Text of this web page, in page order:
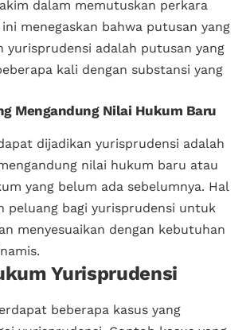
dalam memutuskan perkara
menegaskan bahwa putusan yang
yurisprudensi adalah putusan yang
kali dengan substansi yang
Mengandung Nilai Hukum Baru
dijadikan yurisprudensi adalah
nilai hukum baru atau
yang belum ada sebelumnya. Hal
peluang bagi yurisprudensi untuk
menyesuaikan dengan kebutuhan
Yurisprudensi
beberapa kasus yang